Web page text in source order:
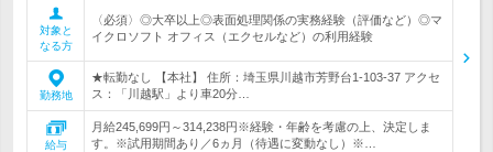
対象と
なる方
〈必須〉◎大卒以上◎表面処理関係の実務経験（評価など）◎マ
イクロソフト オフィス（エクセルなど）の利用経験
勤務地
★転勤なし 【本社】 住所：埼玉県川越市芳野台1-103-37 アクセ
ス：「川越駅」より車20分…
給与
月給245,699円～314,238円※経験・年齢を考慮の上、決定しま
す。※試用期間あり／6ヵ月（待遇に変動なし）※…